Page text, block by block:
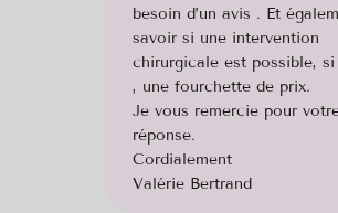
besoin d’un avis . Et
savoir si une intervention
chirurgicale est possible,
, une fourchette de prix.
Je vous remercie pour
réponse.
Cordialement
Valérie Bertrand